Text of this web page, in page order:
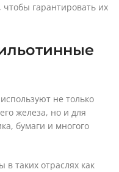
гарантировать их
не только
железа, но и для
бумаги и многого
отраслях как